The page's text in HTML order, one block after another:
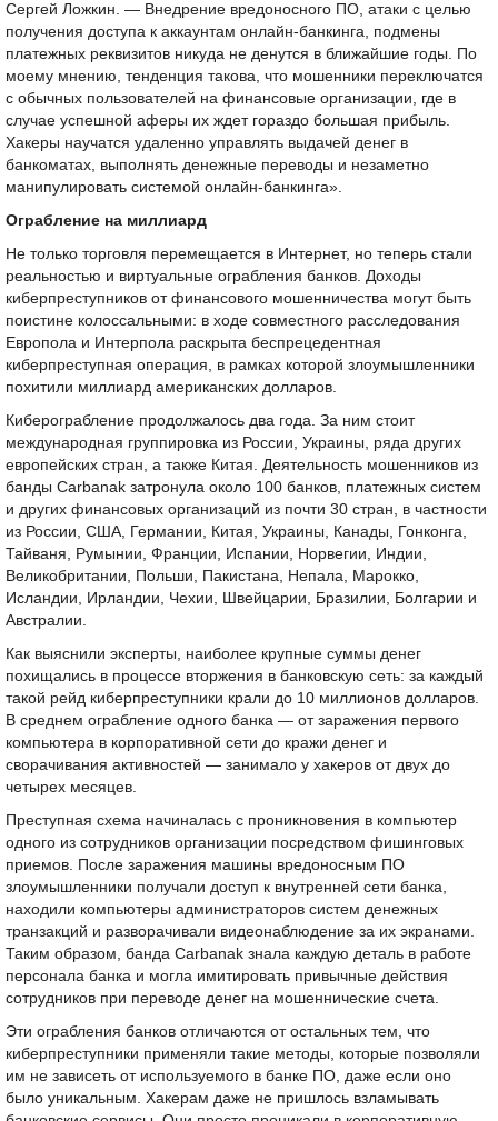
Сергей Ложкин. — Внедрение вредоносного ПО, атаки с целью
получения доступа к аккаунтам онлайн-банкинга, подмены
платежных реквизитов никуда не денутся в ближайшие годы. По
моему мнению, тенденция такова, что мошенники переключатся
с обычных пользователей на финансовые организации, где в
случае успешной аферы их ждет гораздо большая прибыль.
Хакеры научатся удаленно управлять выдачей денег в
банкоматах, выполнять денежные переводы и незаметно
манипулировать системой онлайн-банкинга».
Ограбление на миллиард
Не только торговля перемещается в Интернет, но теперь стали
реальностью и виртуальные ограбления банков. Доходы
киберпреступников от финансового мошенничества могут быть
поистине колоссальными: в ходе совместного расследования
Европола и Интерпола раскрыта беспрецедентная
киберпреступная операция, в рамках которой злоумышленники
похитили миллиард американских долларов.
Киберограбление продолжалось два года. За ним стоит
международная группировка из России, Украины, ряда других
европейских стран, а также Китая. Деятельность мошенников из
банды Carbanak затронула около 100 банков, платежных систем
и других финансовых организаций из почти 30 стран, в частности
из России, США, Германии, Китая, Украины, Канады, Гонконга,
Тайваня, Румынии, Франции, Испании, Норвегии, Индии,
Великобритании, Польши, Пакистана, Непала, Марокко,
Исландии, Ирландии, Чехии, Швейцарии, Бразилии, Болгарии и
Австралии.
Как выяснили эксперты, наиболее крупные суммы денег
похищались в процессе вторжения в банковскую сеть: за каждый
такой рейд киберпреступники крали до 10 миллионов долларов.
В среднем ограбление одного банка — от заражения первого
компьютера в корпоративной сети до кражи денег и
сворачивания активностей — занимало у хакеров от двух до
четырех месяцев.
Преступная схема начиналась с проникновения в компьютер
одного из сотрудников организации посредством фишинговых
приемов. После заражения машины вредоносным ПО
злоумышленники получали доступ к внутренней сети банка,
находили компьютеры администраторов систем денежных
транзакций и разворачивали видеонаблюдение за их экранами.
Таким образом, банда Carbanak знала каждую деталь в работе
персонала банка и могла имитировать привычные действия
сотрудников при переводе денег на мошеннические счета.
Эти ограбления банков отличаются от остальных тем, что
киберпреступники применяли такие методы, которые позволяли
им не зависеть от используемого в банке ПО, даже если оно
было уникальным. Хакерам даже не пришлось взламывать